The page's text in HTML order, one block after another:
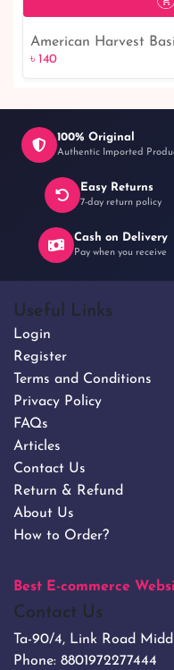
৳ 140
American Harvest
৳ 140
100% Original
Authentic Imported
Easy Returns
7-day return policy
Cash on Delivery
Pay when you receive
Useful Links
Login
Register
Terms and Conditions
Privacy Policy
FAQs
Articles
Contact Us
Return & Refund
About Us
How to Order?
Best E-commerce
Contact Us
Ta-90/4, Link Road
Phone: 8801972277444